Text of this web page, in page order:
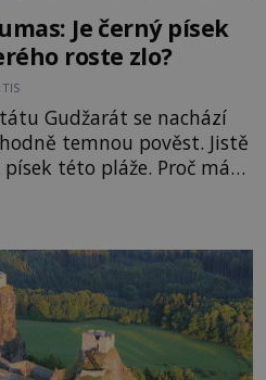
Je černý písek
roste zlo?
Gudžarát se nachází
temnou pověst. Jistě
této pláže. Proč má
jsou
došlo k nevysvětlitelným
na pláž Dumas ve městě